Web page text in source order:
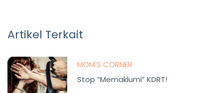
Artikel Terkait
MOM'S CORNER
Stop “Memaklumi” KDRT!